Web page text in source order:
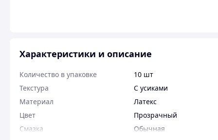
Характеристики и описание
Количество в упаковке
10 шт
Текстура
С усиками
Материал
Латекс
Цвет
Прозрачный
Смазка
Обычная